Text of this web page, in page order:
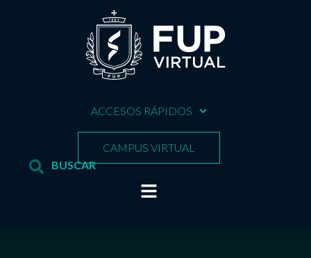
ACCESOS RÁPIDOS
CAMPUS VIRTUAL